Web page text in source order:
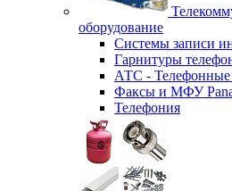
оборудование
Системы записи
Гарнитуры
АТС - Телефонные
Факсы и МФУ
Телефония